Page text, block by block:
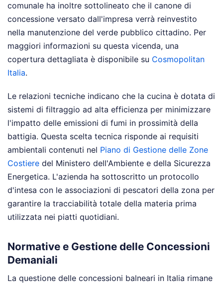
comunale ha inoltre sottolineato che il canone di
concessione versato dall'impresa verrà reinvestito
nella manutenzione del verde pubblico cittadino. Per
maggiori informazioni su questa vicenda, una
copertura dettagliata è disponibile su Cosmopolitan
Italia.
Le relazioni tecniche indicano che la cucina è dotata di
sistemi di filtraggio ad alta efficienza per minimizzare
l'impatto delle emissioni di fumi in prossimità della
battigia. Questa scelta tecnica risponde ai requisiti
ambientali contenuti nel Piano di Gestione delle Zone
Costiere del Ministero dell'Ambiente e della Sicurezza
Energetica. L'azienda ha sottoscritto un protocollo
d'intesa con le associazioni di pescatori della zona per
garantire la tracciabilità totale della materia prima
utilizzata nei piatti quotidiani.
Normative e Gestione delle Concessioni
Demaniali
La questione delle concessioni balneari in Italia rimane